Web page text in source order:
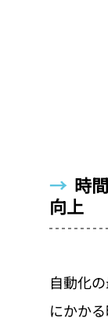
→ 時
向上
自動化
にかか